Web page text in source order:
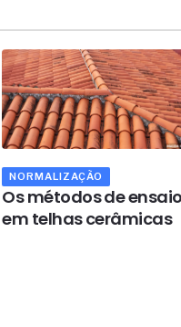
NORMALIZAÇÃO
Os métodos de
em telhas cerâmicas